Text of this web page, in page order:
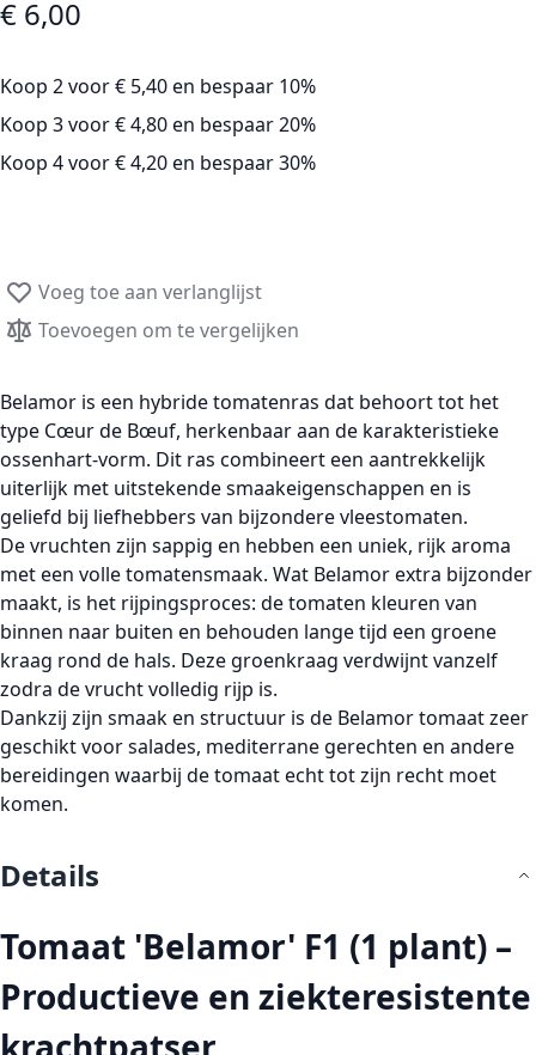
€ 6,00
Koop 2 voor€ 5,40en bespaar 10%
Koop 3 voor€ 4,80en bespaar20%
Koop 4 voor€ 4,20en bespaar30%
Voeg toe aan verlanglijst
Toevoegen om te vergelijken
Belamor is een hybride tomatenras dat behoort tot het
type Cœur de Bœuf, herkenbaar aan de karakteristieke
ossenhart-vorm. Dit ras combineert een aantrekkelijk
uiterlijk met uitstekende smaakeigenschappen en is
geliefd bij liefhebbers van bijzondere vleestomaten.
De vruchten zijn sappig en hebben een uniek, rijk aroma
met een volle tomatensmaak. Wat Belamor extra bijzonder
maakt, is het rijpingsproces: de tomaten kleuren van
binnen naar buiten en behouden lange tijd een groene
kraag rond de hals. Deze groenkraag verdwijnt vanzelf
zodra de vrucht volledig rijp is.
Dankzij zijn smaak en structuur is de Belamor tomaat zeer
geschikt voor salades, mediterrane gerechten en andere
bereidingen waarbij de tomaat echt tot zijn recht moet
komen.
Details
Tomaat 'Belamor' F1 (1 plant) –
Productieve en ziekteresistente